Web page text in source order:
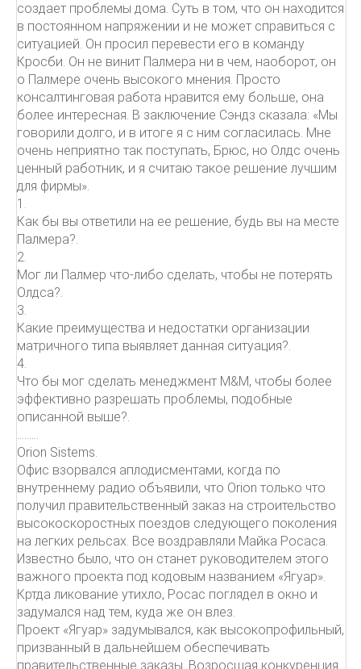
создает проблемы дома. Суть в том, что он находится
в постоянном напряжении и не может справиться с
ситуацией. Он просил перевести его в команду
Кросби. Он не винит Палмера ни в чем, наоборот, он
о Палмере очень высокого мнения. Просто
консалтинговая работа нравится ему больше, она
более интересная. В заключение Сэндз сказала: «Мы
говорили долго, и в итоге я с ним согласилась. Мне
очень неприятно так поступать, Брюс, но Олдс очень
ценный работник, и я считаю такое решение лучшим
для фирмы».
1.
Как бы вы ответили на ее решение, будь вы на месте
Палмера?.
2.
Мог ли Палмер что-либо сделать, чтобы не потерять
Олдса?.
3.
Какие преимущества и недостатки организации
матричного типа выявляет данная ситуация?.
4.
Что бы мог сделать менеджмент М&М, чтобы более
эффективно разрешать проблемы, подобные
описанной выше?.
.........
Orion Sistems.
Офис взорвался аплодисментами, когда по
внутреннему радио объявили, что Orion только что
получил правительственный заказ на строительство
высокоскоростных поездов следующего поколения
на легких рельсах. Все воздравляли Майка Росаса.
Известно было, что он станет руководителем этого
важного проекта под кодовым названием «Ягуар».
Кртда ликование утихло, Росас поглядел в окно и
задумался над тем, куда же он влез.
Проект «Ягуар» задумывался, как высокопрофильный,
призванный в дальнейшем обеспечивать
правительственные заказы. Возросшая конкуренция